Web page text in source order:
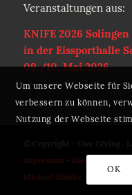
Veranstaltungen aus:
KNIFE 2026 Solingen
in der Eissporthalle
09./10. Mai 2026
© Copyright - Uwe Göring .
Impressum-
Michael Hömke
Um unsere Webseite für
verbessern zu können,
Nutzung der Webseite
OK